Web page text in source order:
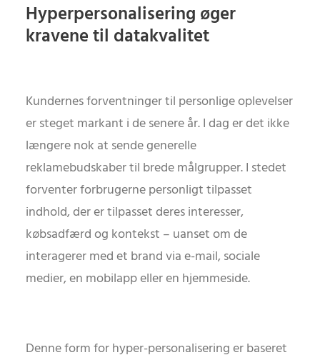
Hyperpersonalisering øger
kravene til datakvalitet
Kundernes forventninger til personlige oplevelser
er steget markant i de senere år. I dag er det ikke
længere nok at sende generelle
reklamebudskaber til brede målgrupper. I stedet
forventer forbrugerne personligt tilpasset
indhold, der er tilpasset deres interesser,
købsadfærd og kontekst – uanset om de
interagerer med et brand via e-mail, sociale
medier, en mobilapp eller en hjemmeside.
Denne form for hyper-personalisering er baseret